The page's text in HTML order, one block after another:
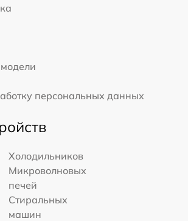
персональных данных
Холодильников
Микроволновых
печей
Стиральных
машин